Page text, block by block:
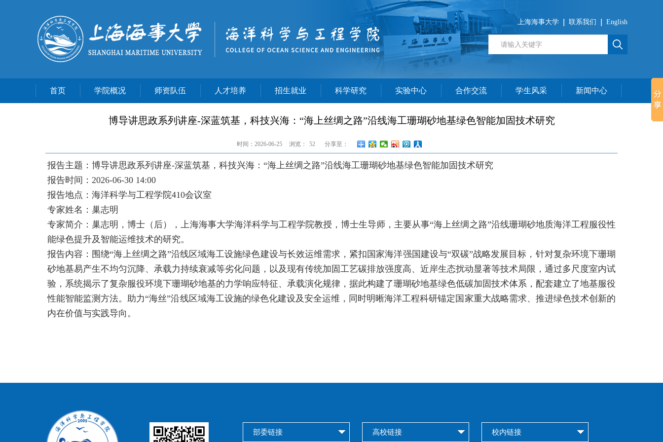
上海海事大学 联系我们 English
首页 学院概况 师资队伍 人才培养 招生就业 科学研究 实验中心 合作交流 学生风采 新闻中心
博导讲思政系列讲座-深蓝筑基，科技兴海：“海上丝绸之路”沿线海工珊瑚砂地基绿色智能加固技术研究
时间：2026-06-25 浏览： 52 分享至：
报告主题：博导讲思政系列讲座-深蓝筑基，科技兴海：“海上丝绸之路”沿线海工珊瑚砂地基绿色智能加固技术研究
报告时间：2026-06-30 14:00
报告地点：海洋科学与工程学院410会议室
专家姓名：巢志明
专家简介：巢志明，博士（后），上海海事大学海洋科学与工程学院教授，博士生导师，主要从事“海上丝绸之路”沿线珊瑚砂地质海洋工程服役性
能绿色提升及智能运维技术的研究。
报告内容：围绕“海上丝绸之路”沿线区域海工设施绿色建设与长效运维需求，紧扣国家海洋强国建设与“双碳”战略发展目标，针对复杂环境下珊瑚
砂地基易产生不均匀沉降、承载力持续衰减等劣化问题，以及现有传统加固工艺碳排放强度高、近岸生态扰动显著等技术局限，通过多尺度室内试
验，系统揭示了复杂服役环境下珊瑚砂地基的力学响应特征、承载演化规律，据此构建了珊瑚砂地基绿色低碳加固技术体系，配套建立了地基服役
性能智能监测方法。助力“海丝”沿线区域海工设施的绿色化建设及安全运维，同时明晰海洋工程科研锚定国家重大战略需求、推进绿色技术创新的
内在价值与实践导向。
部委链接 高校链接 校内链接